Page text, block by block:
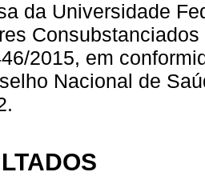
da Universidade
Consubstanciados
2015, em
Nacional de